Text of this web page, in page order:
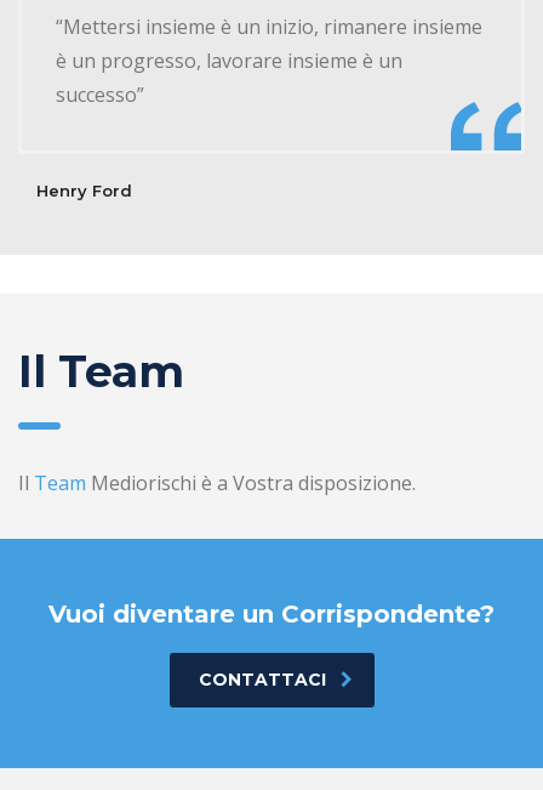
“Mettersi insieme è un inizio, rimanere insieme
è un progresso, lavorare insieme è un
successo”
Henry Ford
Il Team
Il Team Mediorischi è a Vostra disposizione.
Vuoi diventare un Corrispondente?
CONTATTACI